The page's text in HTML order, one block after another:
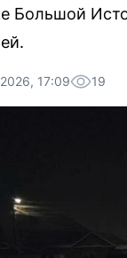
Большой
17:09 19